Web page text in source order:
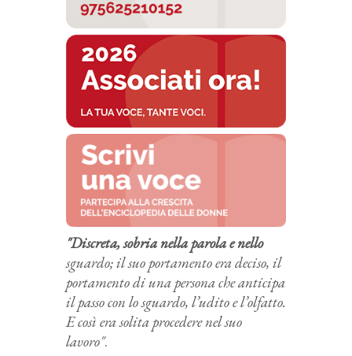
"Discreta, sobria nella parola e nello
sguardo; il suo portamento era deciso, il
portamento di una persona che anticipa
il passo con lo sguardo, l’udito e l’olfatto.
E così era solita procedere nel suo
lavoro".